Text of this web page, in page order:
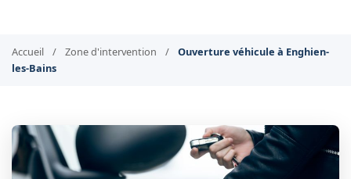
Accueil / Zone d'intervention /
Ouverture véhicule à Enghien-
les-Bains